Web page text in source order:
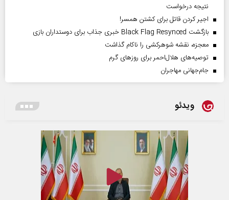
نتیجه درخواست
اجیر کردن قاتل برای کشتن همسر!
بازگشت Black Flag Resynced خبری جذاب برای دوستداران بازی
معجزه، نقشه شوهرکشی را ناکام گذاشت
توصیه‌های هلال‌احمر برای روز‌های گرم
جام‌جهانی مهاجران
ویدئو